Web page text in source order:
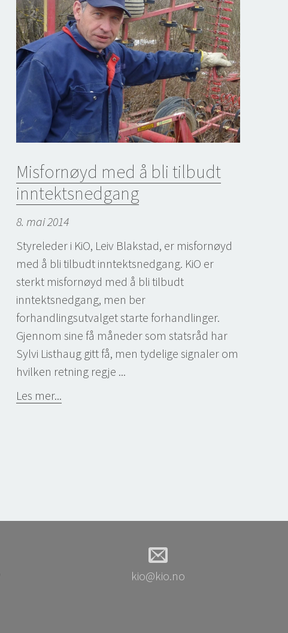
Misfornøyd med å bli tilbudt
inntektsnedgang
8. mai 2014
Styreleder i KiO, Leiv Blakstad, er misfornøyd
med å bli tilbudt inntektsnedgang. KiO er
sterkt misfornøyd med å bli tilbudt
inntektsnedgang, men ber
forhandlingsutvalget starte forhandlinger.
Gjennom sine få måneder som statsråd har
Sylvi Listhaug gitt få, men tydelige signaler om
hvilken retning regje ...
Les mer...
kio@kio.no